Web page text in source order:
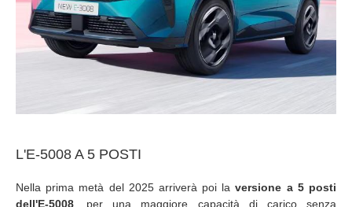
L'E-5008 A 5 POSTI
Nella prima metà del 2025 arriverà poi laversione a 5 posti
dell'E-5008 , per una maggiore capacità di carico senza